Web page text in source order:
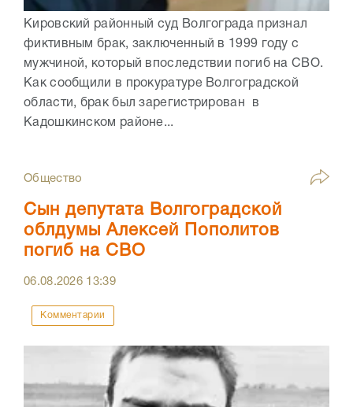
Кировский районный суд Волгограда признал
фиктивным брак, заключенный в 1999 году с
мужчиной, который впоследствии погиб на СВО.
Как сообщили в прокуратуре Волгоградской
области, брак был зарегистрирован в
Кадошкинском районе...
Общество
Сын депутата Волгоградской
облдумы Алексей Пополитов
погиб на СВО
06.08.2026 13:39
Комментарии